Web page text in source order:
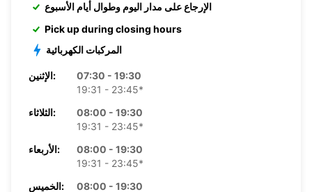
الإرجاع على مدار اليوم وطوال أيام الأسبوع
Pick up during closing hours
المركبات الكهربائية
الإثنين:
07:30 - 19:30
19:31 - 23:45*
الثلاثاء:
08:00 - 19:30
19:31 - 23:45*
الأربعاء:
08:00 - 19:30
19:31 - 23:45*
الخميس:
08:00 - 19:30